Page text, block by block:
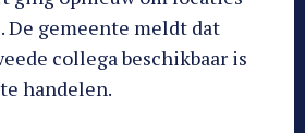
De gemeente meldt dat
collega beschikbaar is
handelen.